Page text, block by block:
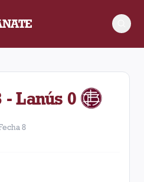
y Tigre disputado el Sábado,
- Lanús 0
8